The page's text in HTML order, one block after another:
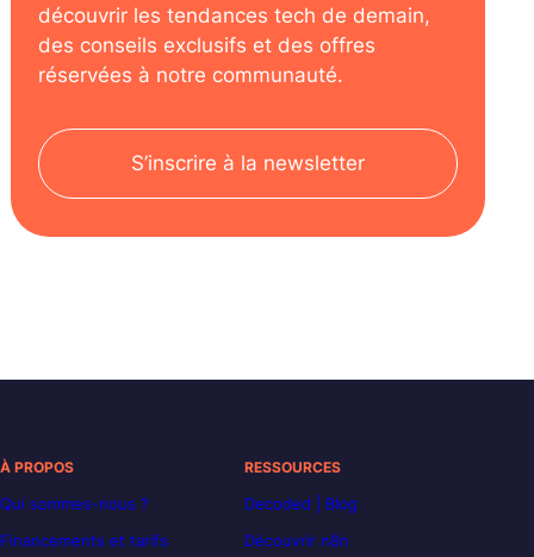
découvrir les tendances tech de demain,
des conseils exclusifs et des offres
réservées à notre communauté.
S’inscrire à la newsletter
À PROPOS
Qui sommes-nous ?
Financements et tarifs
RESSOURCES
Decoded | Blog
Découvrir n8n